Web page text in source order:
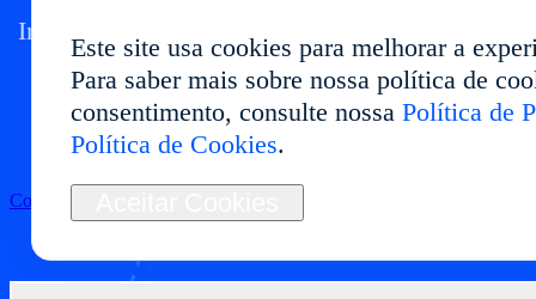
Implante um ambiente de telefone em nuvem
com desempenho estável e uso flexível.
Ideal para gestão multi-conta, testes de apps,
automação e operações de longo prazo.
Começar
Este site usa cookies para melhorar a
Para saber mais sobre nossa política de
consentimento, consulte nossa Política de
Política de Cookies.